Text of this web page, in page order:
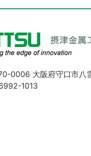
0006 大阪府守口市八
1013